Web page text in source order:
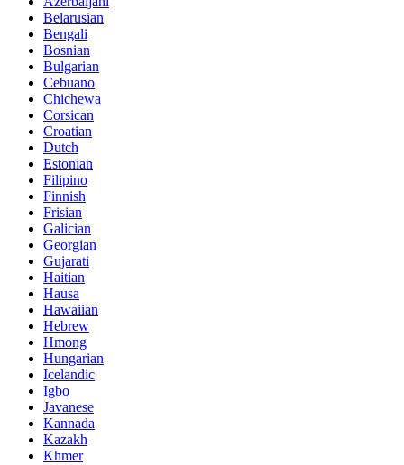
Belarusian
Bengali
Bosnian
Bulgarian
Cebuano
Chichewa
Corsican
Croatian
Dutch
Estonian
Filipino
Finnish
Frisian
Galician
Georgian
Gujarati
Haitian
Hausa
Hawaiian
Hebrew
Hmong
Hungarian
Icelandic
Igbo
Javanese
Kannada
Kazakh
Khmer